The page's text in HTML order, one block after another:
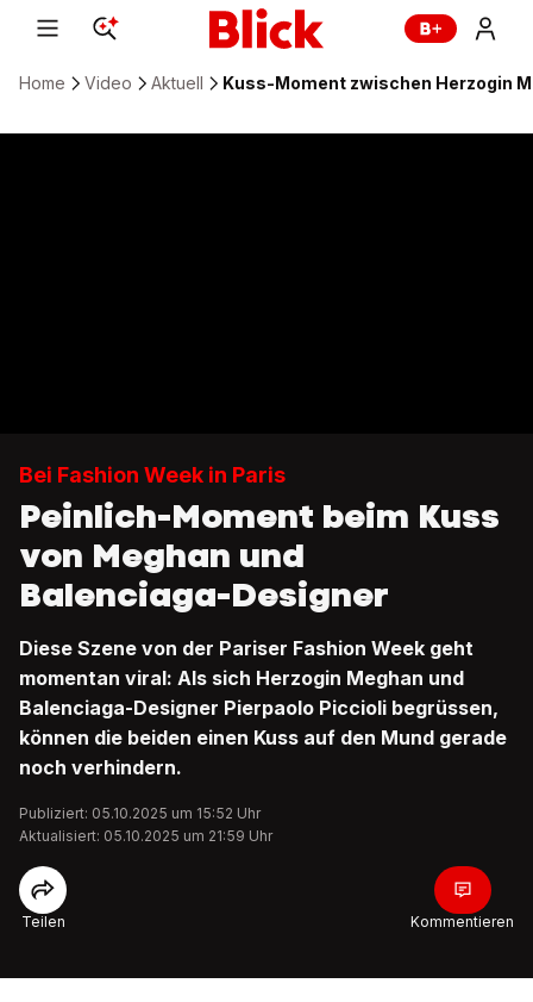
Home Video Aktuell Kuss-Moment zwischen Herzogin
Bei Fashion Week in Paris
Peinlich-Moment beim Kuss
von Meghan und
Balenciaga-Designer
Diese Szene von der Pariser Fashion Week geht
momentan viral: Als sich Herzogin Meghan und
Balenciaga-Designer Pierpaolo Piccioli begrüssen,
können die beiden einen Kuss auf den Mund gerade
noch verhindern.
Publiziert: 05.10.2025 um 15:52 Uhr
Aktualisiert: 05.10.2025 um 21:59 Uhr
Teilen Kommentieren